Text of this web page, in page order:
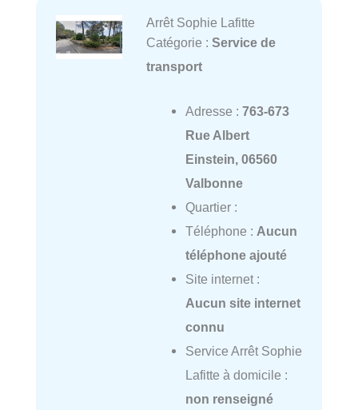
Arrêt Sophie Lafitte
Catégorie : Service de
transport
Adresse : 763-673
Rue Albert
Einstein, 06560
Valbonne
Quartier :
Téléphone : Aucun
téléphone ajouté
Site internet :
Aucun site internet
connu
Service Arrêt Sophie
Lafitte à domicile :
non renseigné